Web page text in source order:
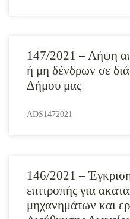
147/2021 – Λήψη
ή μη δένδρων σε
Δήμου μας
ADS1472021
146/2021 –
επιτροπής για
μηχανημάτων και